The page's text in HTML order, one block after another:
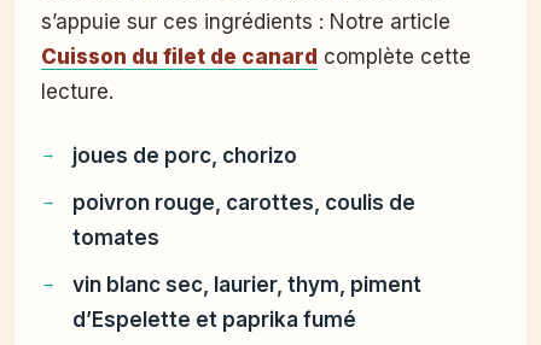
s’appuie sur ces ingrédients : Notre article
Cuisson du filet de canard complète cette
lecture.
joues de porc, chorizo
poivron rouge, carottes, coulis de
tomates
vin blanc sec, laurier, thym, piment
d’Espelette et paprika fumé